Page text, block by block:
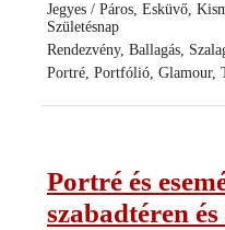
Jegyes / Páros, Esküvő,
Születésnap
Rendezvény, Ballagás,
Portré, Portfólió, Glamour,
Portré és
szabadtéren